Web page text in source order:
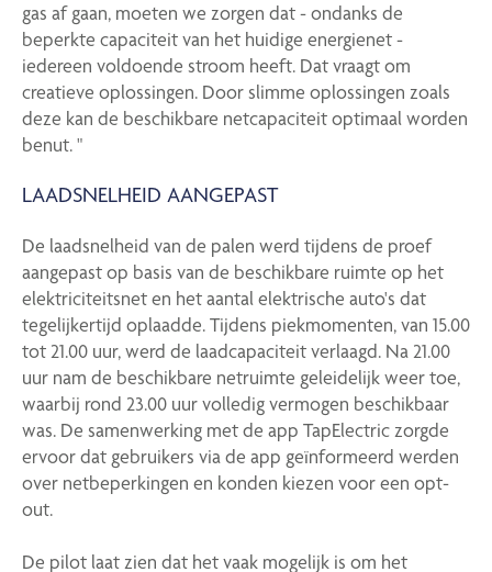
gas af gaan, moeten we zorgen dat - ondanks de
beperkte capaciteit van het huidige energienet -
iedereen voldoende stroom heeft. Dat vraagt om
creatieve oplossingen. Door slimme oplossingen zoals
deze kan de beschikbare netcapaciteit optimaal worden
benut. "
LAADSNELHEID AANGEPAST
De laadsnelheid van de palen werd tijdens de proef
aangepast op basis van de beschikbare ruimte op het
elektriciteitsnet en het aantal elektrische auto's dat
tegelijkertijd oplaadde. Tijdens piekmomenten, van 15.00
tot 21.00 uur, werd de laadcapaciteit verlaagd. Na 21.00
uur nam de beschikbare netruimte geleidelijk weer toe,
waarbij rond 23.00 uur volledig vermogen beschikbaar
was. De samenwerking met de app TapElectric zorgde
ervoor dat gebruikers via de app geïnformeerd werden
over netbeperkingen en konden kiezen voor een opt-
out.
De pilot laat zien dat het vaak mogelijk is om het